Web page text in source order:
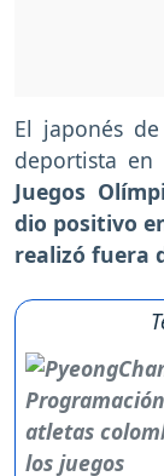
El japonés
deportista en
Juegos
dio positivo
realizó fuera